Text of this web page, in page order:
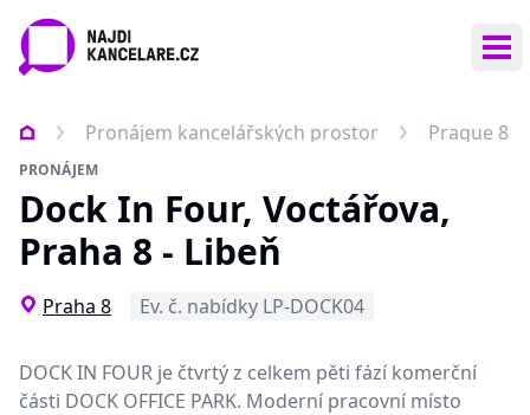
Pronájem kancelářských prostor Prague 8
PRONÁJEM
Dock In Four, Voctářova,
Praha 8 - Libeň
Praha 8 Ev. č. nabídky LP-DOCK04
DOCK IN FOUR je čtvrtý z celkem pěti fází komerční
části DOCK OFFICE PARK. Moderní pracovní místo